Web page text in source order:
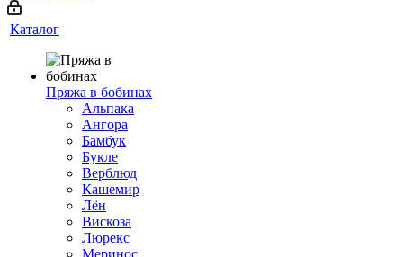
Каталог
Пряжа в бобинах
Альпака
Ангора
Бамбук
Букле
Верблюд
Кашемир
Лён
Вискоза
Люрекс
Меринос